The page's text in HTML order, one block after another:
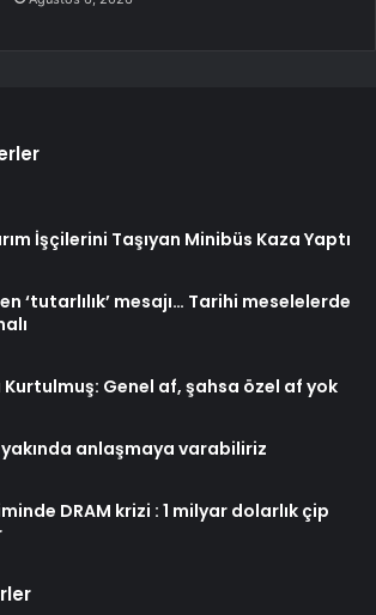
İşçilerini Taşıyan Minibüs Kaza Yaptı
‘tutarlılık’ mesajı… Tarihi meselelerde
Kurtulmuş: Genel af, şahsa özel af yok
yakında anlaşmaya varabiliriz
DRAM krizi : 1 milyar dolarlık çip